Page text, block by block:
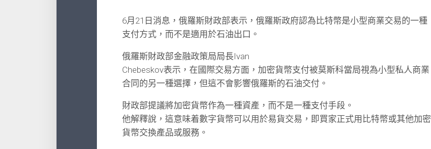
6月21日消息，俄羅斯財政部表示，俄羅斯政府認為比特幣是小型商業交易的一種
支付方式，而不是適用於石油出口。
俄羅斯財政部金融政策局局長Ivan
Chebeskov表示，在國際交易方面，加密貨幣支付被莫斯科當局視為小型私人商業
合同的另一種選擇，但這不會影響俄羅斯的石油交付。
財政部提議將加密貨幣作為一種資產，而不是一種支付手段。
他解釋說，這意味着數字貨幣可以用於易貨交易，即買家正式用比特幣或其他加密
貨幣交換產品或服務。